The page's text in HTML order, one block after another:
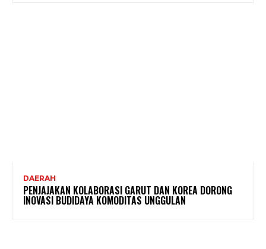
DAERAH
PENJAJAKAN KOLABORASI GARUT DAN KOREA DORONG
INOVASI BUDIDAYA KOMODITAS UNGGULAN